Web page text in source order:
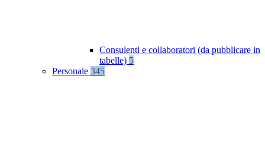
Consulenti e collaboratori (da pubblicare in
tabelle) 5
Personale 345